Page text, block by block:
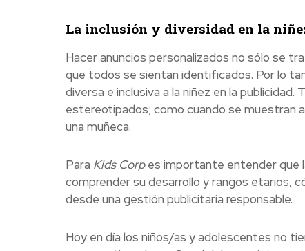
La inclusión y diversidad en la
Hacer anuncios personalizados no sólo se
que todos se sientan identificados. Por lo
diversa e inclusiva a la niñez en la
estereotipados; como cuando se muestran
una muñeca.
Para Kids Corpes importante entender que
comprender su desarrollo y rangos etarios,
desde una gestión publicitaria responsable.
Hoy en día los niños/as y adolescentes no